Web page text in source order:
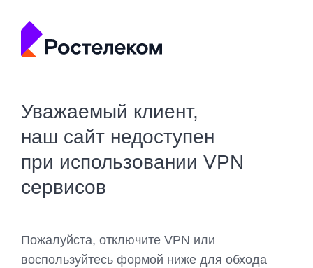
Уважаемый клиент,
наш сайт недоступен
при использовании VPN
сервисов
Пожалуйста, отключите VPN или
воспользуйтесь формой ниже для обхода